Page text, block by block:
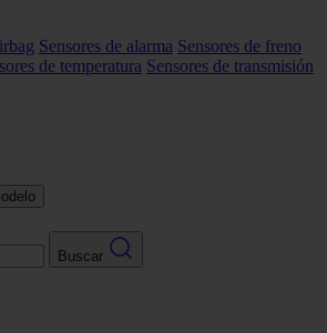
Sensores de alarma Sensores de freno
de temperatura Sensores de transmisión
Buscar